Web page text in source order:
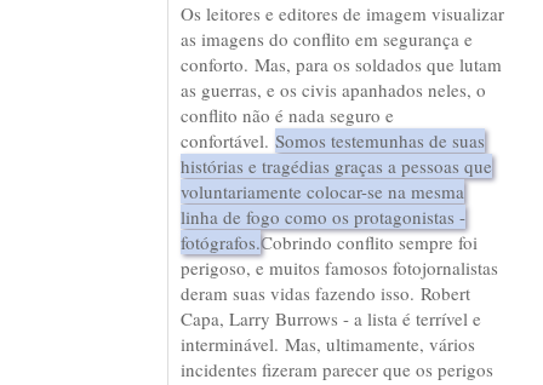
Os leitores e editores de imagem visualizar
as imagens do conflito em segurança e
conforto. Mas, para os soldados que lutam
as guerras, e os civis apanhados neles, o
conflito não é nada seguro e
confortável. Somos testemunhas de suas
histórias e tragédias graças a pessoas que
voluntariamente colocar-se na mesma
linha de fogo como os protagonistas -
fotógrafos.Cobrindo conflito sempre foi
perigoso, e muitos famosos fotojornalistas
deram suas vidas fazendo isso. Robert
Capa, Larry Burrows - a lista é terrível e
interminável. Mas, ultimamente, vários
incidentes fizeram parecer que os perigos